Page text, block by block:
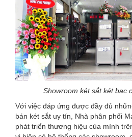
Showroom két sắt két bạc
Với việc đáp ứng được đầy đủ
bán két sắt uy tín, Nhà phân phối
phát triển thương hiệu của mình